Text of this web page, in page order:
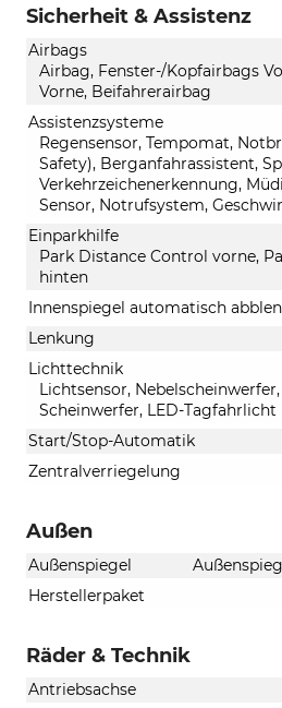
Sicherheit & Assistenz
Airbags
Airbag, Fenster-/Kopfairbags
Vorne, Beifahrerairbag
Assistenzsysteme
Regensensor, Tempomat,
Safety), Berganfahrassistent,
Verkehrzeichenerkennung,
Sensor, Notrufsystem,
Einparkhilfe
Park Distance Control vorne,
hinten
Innenspiegel automatisch
Lenkung
Lichttechnik
Lichtsensor,
Scheinwerfer, LED-Tagfahrlicht
Start/Stop-Automatik
Zentralverriegelung
Außen
Außenspiegel
Herstellerpaket
Räder & Technik
Antriebsachse